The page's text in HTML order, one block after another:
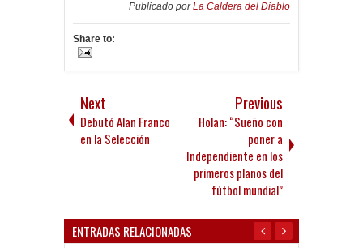
Publicado porLa Caldera del Diablo
Share to:
Next
Debutó Alan Franco
en la Selección
Previous
Holan: “Sueño con
poner a
Independiente en los
primeros planos del
fútbol mundial”
ENTRADAS RELACIONADAS